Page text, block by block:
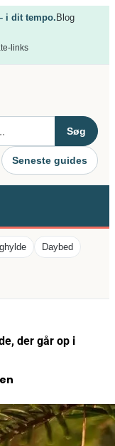
i dit tempo. Blog
links
Søg
Seneste guides
Daybed
der går op i